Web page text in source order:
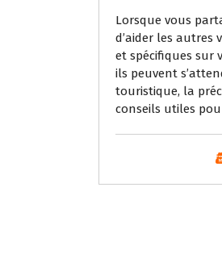
Lorsque vous
d’aider les autres
et spécifiques sur
ils peuvent
touristique, la
conseils utiles